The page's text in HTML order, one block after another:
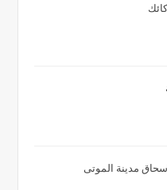
مدينة الموتى